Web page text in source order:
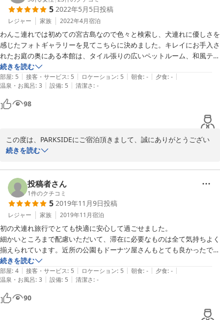
同じ犬種を飼っているので話がカットの話になり楽しいひと時でし
た。
また次回のご予約も頂き、とても嬉しかったです。
これからも変わらず、
お客様に、ワンちゃんに、居心地よく、を目指していきたいと思い
ます。
また、お会いできるのを、心より楽しみにしております。
2023-05-08
5 2022年5月5日投稿
レジャー 家族 2022年4月宿泊
わんこ連れでは初めての宮古島なので色々と検索し、犬連れに優しさを
感じたフォトギャラリーを見てこちらに決めました。キレイにお手入さ
れたお庭の奥にある本館は、タイル張りの広いペットルーム、和風テイ
ストのリビング、キッチン、ツインのベッドルーム2部屋、トイレ＆洗
面台も2つずつ、犬用アメニティも充実していてとても快適に過ごせま
した。またオーナー様の優しい会話、お気遣いにワンコ共々とても癒さ
れました。
続きを読む
部屋: 5 | 接客・サービス: 5 | ロケーション: 5 | 朝食: - | 夕食: - |
温泉・お風呂: 3 | 設備: 5 | 清潔さ: -
98
この度は、PARKSIDEにご宿泊頂きまして、誠にありがとうござい
ました。可愛いワンちゃんとともにお越しいただき、少しの滞在で
良かったら次回は、もっとゆっくり滞在下さいませ。又のご利用を
2022-05-06
続きを読む
投稿者さん
1件のクチコミ
5 2019年11月9日投稿
レジャー 家族 2019年11月宿泊
初の犬連れ旅行でとても快適に安心して過ごせました。
細かいところまで配慮いただいて、滞在に必要なものは全て気持ちよく
揃えられています。近所の公園もドーナツ屋さんもとても良かったで
す。
4回目の宮古島旅行でしたが、ワンコ連れのおかげで新たな発見、体験
ができて今まで以上に楽しい旅になりました。
また来るときは利用したいです。
続きを読む
部屋: 4 | 接客・サービス: 5 | ロケーション: 5 | 朝食: - | 夕食: - |
温泉・お風呂: 3 | 設備: 5 | 清潔さ: -
90